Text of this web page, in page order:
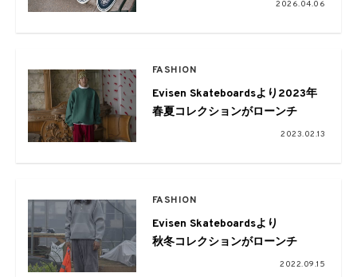
2026.04.06
FASHION
Evisen Skateboardsより2023年
春夏コレクションがローンチ
2023.02.13
FASHION
Evisen Skateboardsより
秋冬コレクションがローンチ
2022.09.15